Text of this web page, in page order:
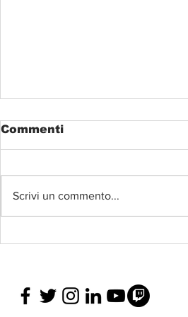
Commenti
Scrivi un commento...